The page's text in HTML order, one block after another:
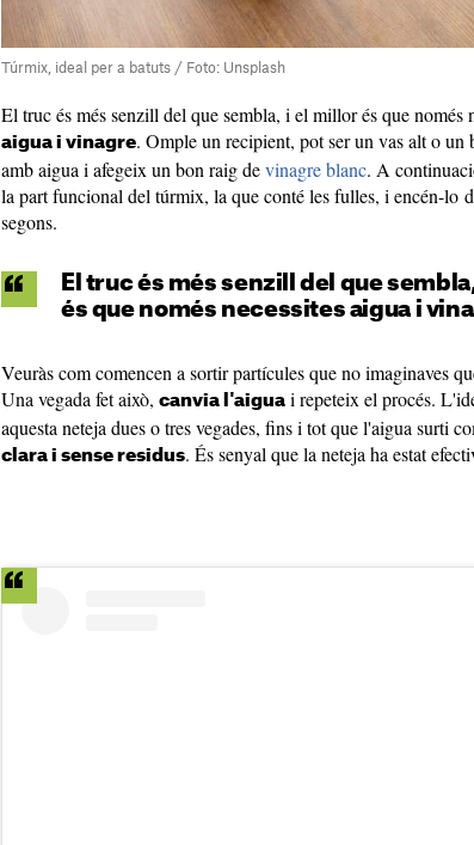
Túrmix, ideal per a batuts / Foto: Unsplash
El truc és més senzill del que sembla, i el millor és que només
aigua i vinagre. Omple un recipient, pot ser un vas alt o un
amb aigua i afegeix un bon raig devinagre blanc. A
la part funcional del túrmix, la que conté les fulles, i encén-lo
segons.
El truc és més senzill del que
és que només necessites aigua i
Veuràs com comencen a sortir partícules que no imaginaves
Una vegada fet això, canvia l'aigua i repeteix el procés.
aquesta neteja dues o tres vegades, fins i tot que l'aigua surti
clara i sense residus. És senyal que la neteja ha estat